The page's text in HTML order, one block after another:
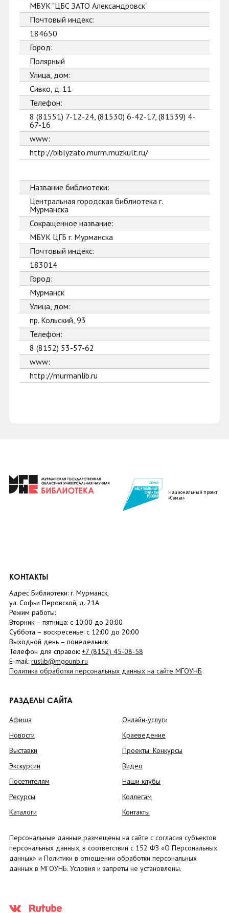
МБУК "ЦБС ЗАТО Александровск"
Почтовый индекс:
184650
Город:
Полярный
Улица, дом:
Сивко, д. 11
Телефон:
8 (81551) 7-12-24, (81530) 6-42-17, (81539) 4-
67-16
www:
http://biblyzato.murm.muzkult.ru/
Название библиотеки:
Центральная городская библиотека г.
Мурманска
Сокращенное название:
МБУК ЦГБ г. Мурманска
Почтовый индекс:
183014
Город:
Мурманск
Улица, дом:
пр. Кольский, 93
Телефон:
8 (8152) 53-57-62
www:
http://murmanlib.ru
Национальный проект
«Семья»
КОНТАКТЫ
Адрес Библиотеки: г. Мурманск,
ул. Софьи Перовской, д. 21А
Режим работы:
Вторник – пятница: с 10:00 до 20:00
Суббота – воскресенье: c 12:00 до 20:00
Выходной день – понедельник
Телефон для справок: +7 (8152) 45-08-58
E-mail: ruslib@mgounb.ru
Политика обработки персональных данных на сайте МГОУНБ
РАЗДЕЛЫ САЙТА
Афиша
Новости
Выставки
Экскурсии
Посетителям
Ресурсы
Каталоги
Онлайн-услуги
Краеведение
Проекты. Конкурсы
Видео
Наши клубы
Коллегам
Контакты
Персональные данные размещены на сайте с согласия субъектов
персональных данных, в соответствии с 152 ФЗ «О Персональных
данных» и Политики в отношении обработки персональных
данных в МГОУНБ. Условия и запреты не установлены.